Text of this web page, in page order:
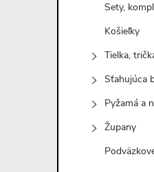
Sety,
Košieľky
Tielka,
Sťahujúca
Pyžamá a
Župany